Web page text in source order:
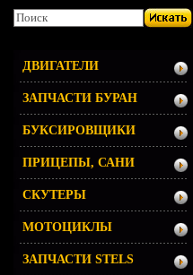
ДВИГАТЕЛИ
ЗАПЧАСТИ БУРАН
БУКСИРОВЩИКИ
ПРИЦЕПЫ, САНИ
СКУТЕРЫ
МОТОЦИКЛЫ
ЗАПЧАСТИ STELS